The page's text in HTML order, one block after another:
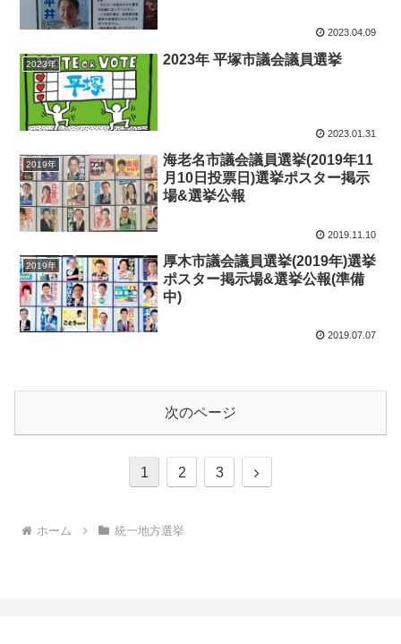
2023.04.09
2023年 2023年 平塚市議会議員選挙
2023.01.31
2019年
海老名市議会議員選挙(2019年11
月10日投票日)選挙ポスター掲示
場&選挙公報
2019.11.10
2019年
厚木市議会議員選挙(2019年)選挙
ポスター掲示場&選挙公報(準備
中)
2019.07.07
次のページ
1 2 3
次
ホーム 統一地方選挙